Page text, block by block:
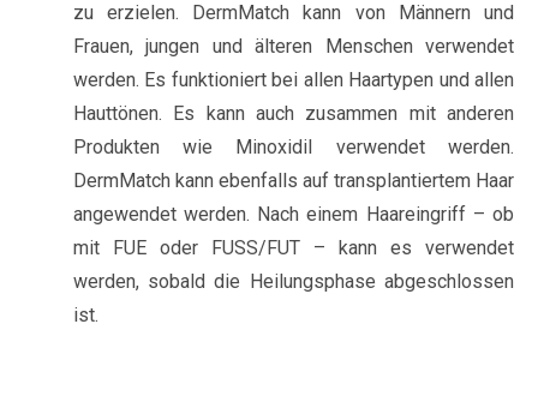
zu erzielen. DermMatch kann von Männern und
Frauen, jungen und älteren Menschen verwendet
werden. Es funktioniert bei allen Haartypen und allen
Hauttönen. Es kann auch zusammen mit anderen
Produkten wie Minoxidil verwendet werden.
DermMatch kann ebenfalls auf transplantiertem Haar
angewendet werden. Nach einem Haareingriff – ob
mit FUE oder FUSS/FUT – kann es verwendet
werden, sobald die Heilungsphase abgeschlossen
ist.